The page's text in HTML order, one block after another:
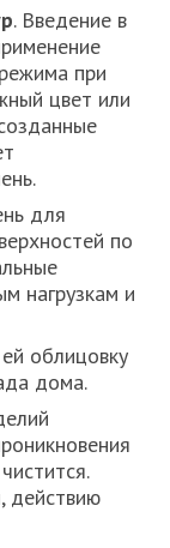
. Введение в
при
цвет или
для
по
нагрузкам и
облицовку
дома.
действию